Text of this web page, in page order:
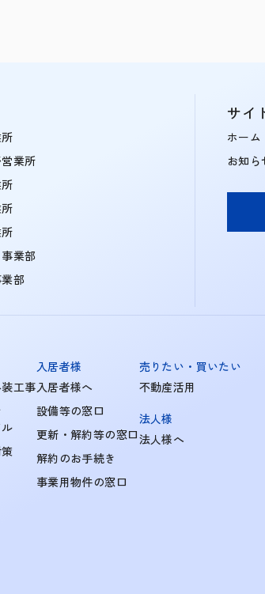
業所
業部
部
サイ
ホーム
お知ら
工事
入居者様
入居者様へ
設備等の窓口
更新・解約等の窓口
解約のお手続き
事業用物件の窓口
売りたい・買いたい
不動産活用
法人様
法人様へ